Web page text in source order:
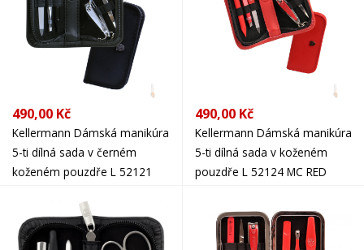
490,00 Kč
Kellermann Dámská manikúra
5-ti dílná sada v černém
koženém pouzdře L 52121
490,00 Kč
Kellermann Dámská manikúra
5-ti dílná sada v koženém
pouzdře L 52124 MC RED